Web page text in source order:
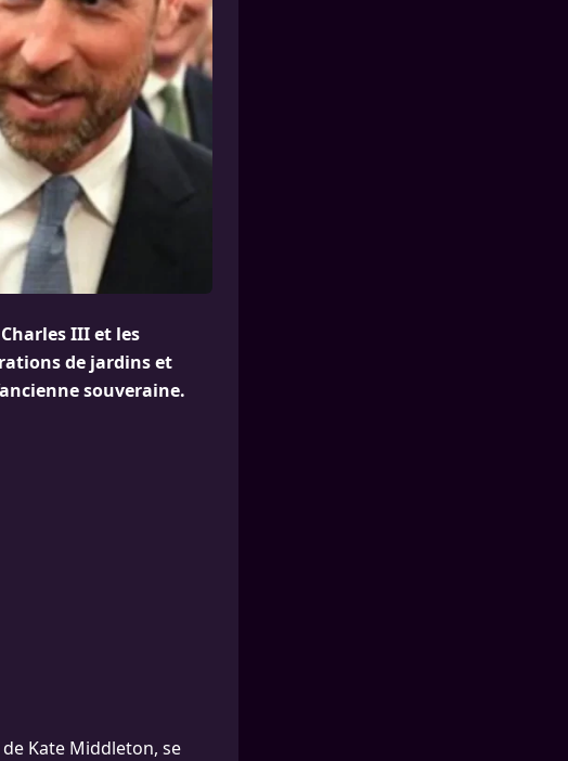
III et les
de jardins et
souveraine.
Kate Middleton, se